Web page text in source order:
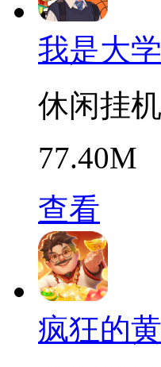
我是大
休闲挂机
77.40M
查看
疯狂的